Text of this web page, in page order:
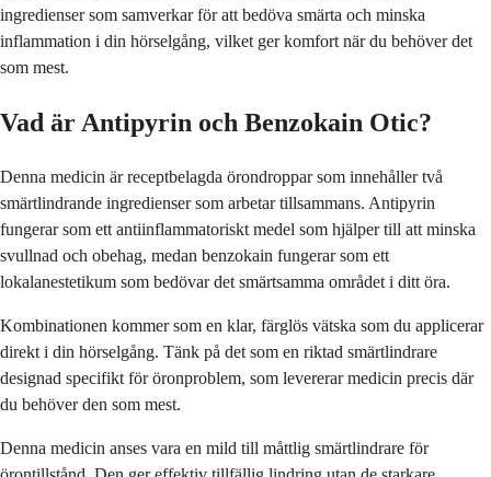
ingredienser som samverkar för att bedöva smärta och minska
inflammation i din hörselgång, vilket ger komfort när du behöver det
som mest.
Vad är Antipyrin och Benzokain Otic?
Denna medicin är receptbelagda örondroppar som innehåller två
smärtlindrande ingredienser som arbetar tillsammans. Antipyrin
fungerar som ett antiinflammatoriskt medel som hjälper till att minska
svullnad och obehag, medan benzokain fungerar som ett
lokalanestetikum som bedövar det smärtsamma området i ditt öra.
Kombinationen kommer som en klar, färglös vätska som du applicerar
direkt i din hörselgång. Tänk på det som en riktad smärtlindrare
designad specifikt för öronproblem, som levererar medicin precis där
du behöver den som mest.
Denna medicin anses vara en mild till måttlig smärtlindrare för